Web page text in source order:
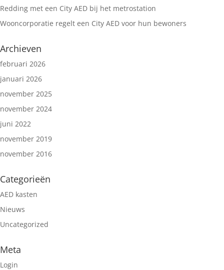
Redding met een City AED bij het metrostation
Wooncorporatie regelt een City AED voor hun bewoners
Archieven
februari 2026
januari 2026
november 2025
november 2024
juni 2022
november 2019
november 2016
Categorieën
AED kasten
Nieuws
Uncategorized
Meta
Login